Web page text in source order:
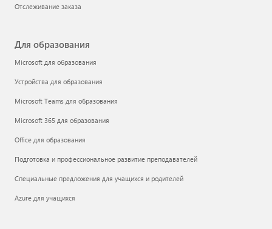
Отслеживание заказа
Для образования
Microsoft для образования
Устройства для образования
Microsoft Teams для образования
Microsoft 365 для образования
Office для образования
Подготовка и профессиональное развитие преподавателей
Специальные предложения для учащихся и родителей
Azure для учащихся